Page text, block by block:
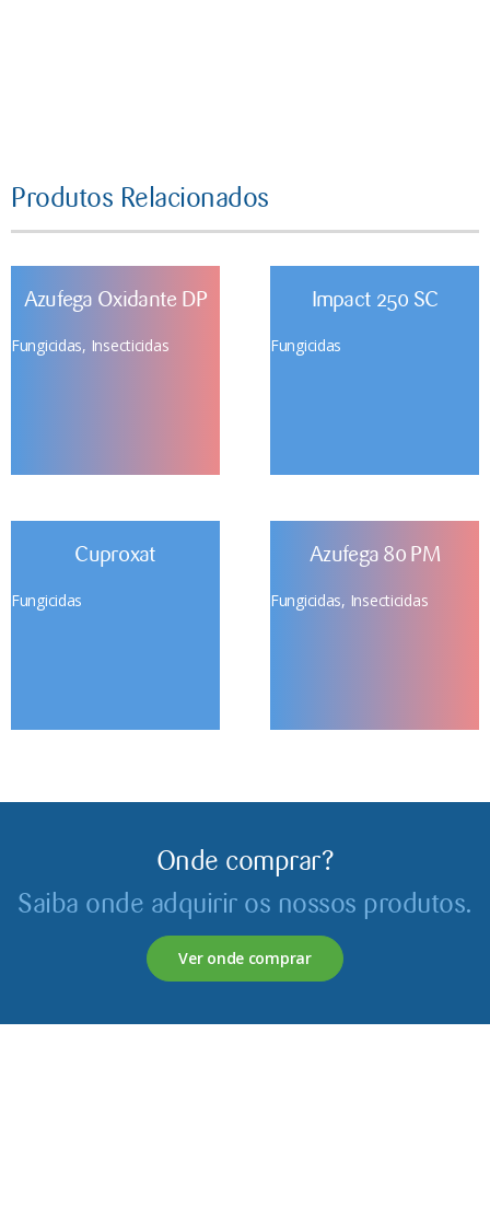
Produtos Relacionados
Azufega Oxidante DP
Fungicidas, Insecticidas
Impact 250 SC
Fungicidas
Cuproxat
Fungicidas
Azufega 80 PM
Fungicidas, Insecticidas
Onde comprar?
Saiba onde adquirir os nossos produtos.
Ver onde comprar